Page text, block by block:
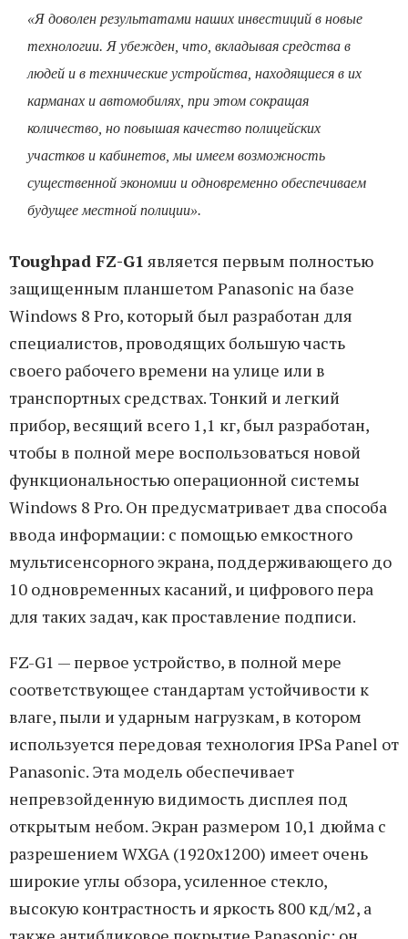
«Я доволен результатами наших инвестиций в новые
технологии. Я убежден, что, вкладывая средства в
людей и в технические устройства, находящиеся в их
карманах и автомобилях, при этом сокращая
количество, но повышая качество полицейских
участков и кабинетов, мы имеем возможность
существенной экономии и одновременно обеспечиваем
будущее местной полиции».
Toughpad FZ-G1 является первым полностью
защищенным планшетом Panasonic на базе
Windows 8 Pro, который был разработан для
специалистов, проводящих большую часть
своего рабочего времени на улице или в
транспортных средствах. Тонкий и легкий
прибор, весящий всего 1,1 кг, был разработан,
чтобы в полной мере воспользоваться новой
функциональностью операционной системы
Windows 8 Pro. Он предусматривает два способа
ввода информации: с помощью емкостного
мультисенсорного экрана, поддерживающего до
10 одновременных касаний, и цифрового пера
для таких задач, как проставление подписи.
FZ-G1 — первое устройство, в полной мере
соответствующее стандартам устойчивости к
влаге, пыли и ударным нагрузкам, в котором
используется передовая технология IPSa Panel от
Panasonic. Эта модель обеспечивает
непревзойденную видимость дисплея под
открытым небом. Экран размером 10,1 дюйма с
разрешением WXGA (1920x1200) имеет очень
широкие углы обзора, усиленное стекло,
высокую контрастность и яркость 800 кд/м2, а